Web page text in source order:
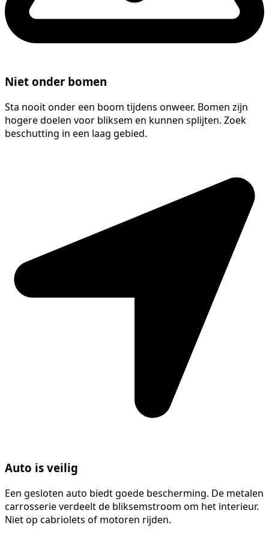
Niet onder bomen
Sta nooit onder een boom tijdens onweer. Bomen zijn
hogere doelen voor bliksem en kunnen splijten. Zoek
beschutting in een laag gebied.
Auto is veilig
Een gesloten auto biedt goede bescherming. De metalen
carrosserie verdeelt de bliksemstroom om het interieur.
Niet op cabriolets of motoren rijden.